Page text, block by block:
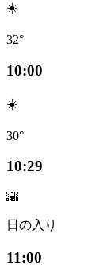
☀️
32°
10:00
☀️
30°
10:29
🌇
日の入り
11:00